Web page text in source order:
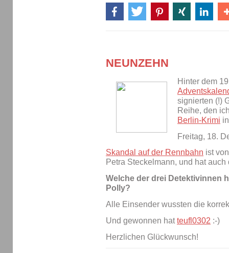
NEUNZEHN
Hinter dem
signierten (!)
Reihe, den
Berlin-Krimi
Freitag, 18.
Skandal auf der Rennbahn ist
Petra Steckelmann, und hat
Welche der drei Detektivinnen
Polly?
Alle Einsender wussten die
Und gewonnen hatteufl0302 :-)
Herzlichen Glückwunsch!